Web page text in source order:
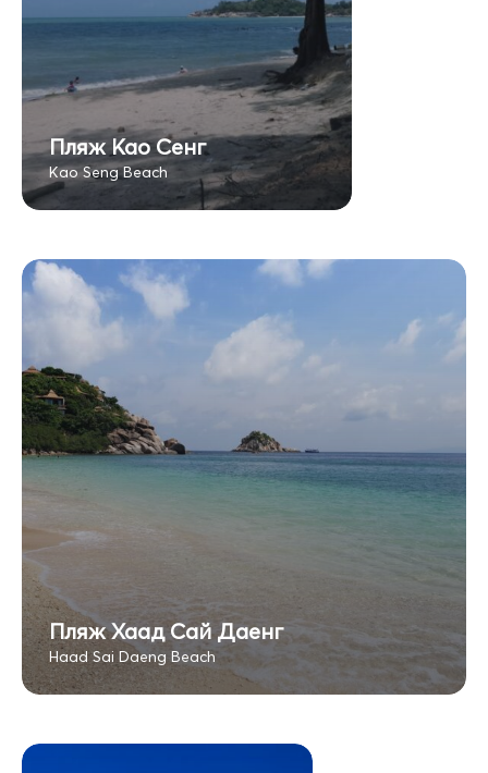
Пляж Као Сенг
Kao Seng Beach
Пляж Хаад Сай Даенг
Haad Sai Daeng Beach